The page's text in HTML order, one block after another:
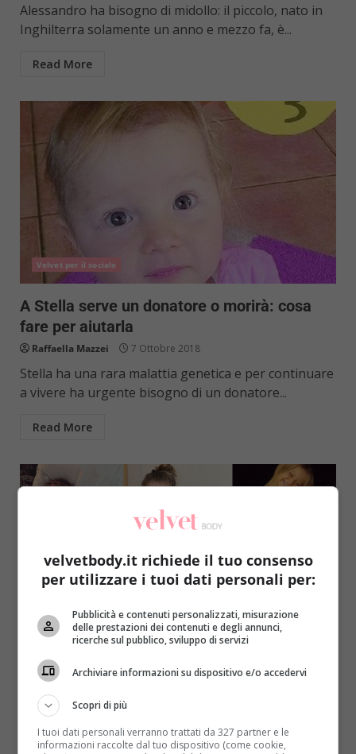
Alessandro ha bisogno di midollo: il piccolo, nato in
Inghilterra solamente un anno e mezzo fa, è...
Read More
Velvet per il sociale
A Stella serve un donatore o morirà: cosa
fare per aiutarla
Raffaella Mazzei 7 Ottobre 2018
Stella ha una rara malattia genetica e per continuare
a vivere ha urgente bisogno di un donatore...
Read More
Kids
Penny: gamba amputata a 1 anno ma oggi
sorprende tutti [VIDEO]
Redazione 27 Agosto 2018
Penny è una bimba nata con un grave problema di
velvetbody.it richiede il tuo consenso
per utilizzare i tuoi dati personali per:
Pubblicità e contenuti personalizzati, misurazione
delle prestazioni dei contenuti e degli annunci,
ricerche sul pubblico, sviluppo di servizi
Archiviare informazioni su dispositivo e/o accedervi
Scopri di più
I tuoi dati personali verranno trattati da 327 partner e le
informazioni raccolte dal tuo dispositivo (come cookie,